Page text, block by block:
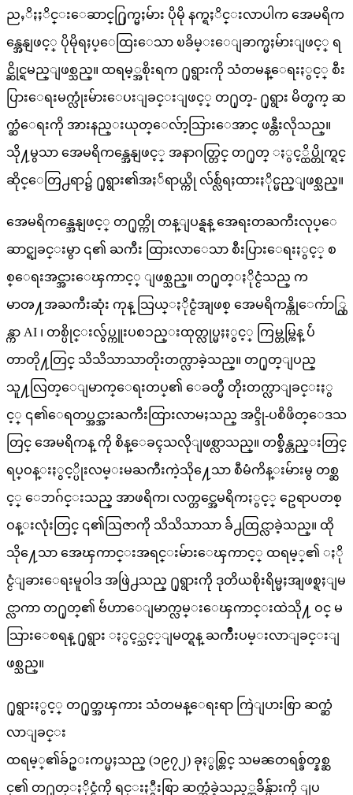
ညႇိႏႈိင္းေဆာင္႐ြက္မႈမ်ား ပိုမို နက္ရႈိင္းလာပါက အေမရိက
န္အေနျဖင့္ ပိုမိုရႈပ္ေထြးေသာ ၿခိမ္းေျခာက္မႈမ်ားျဖင့္ ရ
င္ဆိုင္ရမည္ျဖစ္သည္။ ထရမ့္အစိုးရက ႐ုရွားကို သံတမန္ေရးႏွင့္ စီး
ပြားေရးမက္လုံးမ်ားေပးျခင္းျဖင့္ တ႐ုတ္- ႐ုရွား မိတ္ဖက္ ဆ
က္ဆံေရးကို အားနည္းယုတ္ေလ်ာ့သြားေအာင္ ဖန္တီးလိုသည္။
သို႔မွသာ အေမရိကန္အေနျဖင့္ အနာဂတ္တြင္ တ႐ုတ္ ႏွင့္ထိပ္တိုက္ရင္
ဆိုင္ေတြ႕ရာ၌ ႐ုရွား၏အႏၲရာယ္ကို လ်စ္လ်ဴရႈထားႏိုင္မည္ျဖစ္သည္။
အေမရိကန္အေနျဖင့္ တ႐ုတ္ကို တန္ျပန္ရန္ အေရးတႀကီးလုပ္ေ
ဆာင္ရျခင္းမွာ ၎၏ ႀကီး ထြားလာေသာ စီးပြားေရးႏွင့္ စ
စ္ေရးအင္အားေၾကာင့္ ျဖစ္သည္။ တ႐ုတ္ႏိုင္ငံသည္ က
မာၻ႔အႀကီးဆုံး ကုန္ သြယ္ႏိုင္ငံအျဖစ္ အေမရိကန္ကိုေက်ာ္လြ
န္ကာ AI ၊ တစ္ပိုင္းလွ်ပ္ကူးပစၥည္းထုတ္လုပ္မႈႏွင့္ ကြမ္တမ္ကြန္ ပ်ဴ
တာတို႔တြင္ သိသိသာသာတိုးတက္လာခဲ့သည္။ တ႐ုတ္ျပည္
သူ႔လြတ္ေျမာက္ေရးတပ္၏ ေခတ္မီ တိုးတက္လာျခင္းႏွ
င့္ ၎၏ေရတပ္အင္အားႀကီးထြားလာမႈသည္ အင္ဒို-ပစိဖိတ္ေဒသ
တြင္ အေမရိကန္ ကို စိန္ေခၚသလိုျဖစ္လာသည္။ တစ္ခ်ိန္တည္းတြင္
ရပ္ဝန္းႏွင့္ပိုးလမ္းမႀကီးကဲ့သို႔ေသာ စီမံကိန္းမ်ားမွ တစ္ဆ
င့္ ေဘဂ်င္းသည္ အာဖရိက၊ လက္တင္အေမရိကႏွင့္ ဥေရာပတစ္
ဝန္းလုံးတြင္ ၎၏ဩဇာကို သိသိသာသာ ခ်ဲ႕ထြင္လာခဲ့သည္။ ထို
သို႔ေသာ အေၾကာင္းအရင္းမ်ားေၾကာင့္ ထရမ့္၏ ႏို
င္ငံျခားေရးမူဝါဒ အဖြဲ႕သည္ ႐ုရွားကို ဒုတိယစိုးရိမ္မႈအျဖစ္ရႈျမ
င္လာကာ တ႐ုတ္၏ ဗ်ဴဟာေျမာက္လမ္းေၾကာင္းထဲသို႔ ဝင္ မ
သြားေစရန္ ႐ုရွား ႏွင့္သင့္ျမတ္ရန္ ႀကိဳးပမ္းလာျခင္းျ
ဖစ္သည္။
႐ုရွားႏွင့္ တ႐ုတ္အၾကား သံတမန္ေရးရာ ကြဲျပားစြာ ဆက္ဆံ
လာျခင္း
ထရမ့္၏ခ်ဥ္းကပ္မႈသည္ (၁၉၇၂) ခုႏွစ္တြင္ သမၼတရစ္ခ်တ္နစ္ဆ
င္၏ တ႐ုတ္ႏိုင္ငံကို ရင္းႏွီးစြာ ဆက္ဆံခဲ့သည့္အခ်ိန္မ်ားကို ျပ